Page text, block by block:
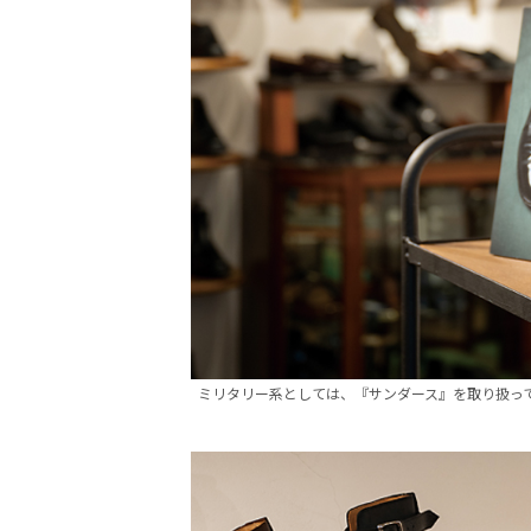
ミリタリー系としては、『サンダース』を取り扱っ